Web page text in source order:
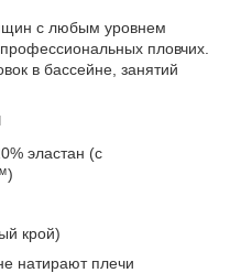
с любым уровнем
пловчих.
в бассейне, занятий
эластан (с
крой)
натирают плечи